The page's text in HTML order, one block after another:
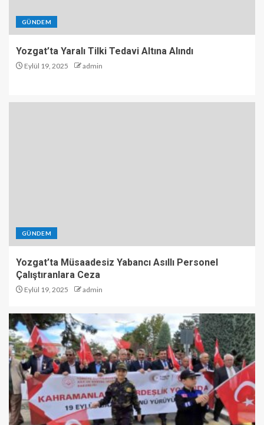
GÜNDEM
Yozgat’ta Yaralı Tilki Tedavi Altına Alındı
Eylül 19, 2025 admin
GÜNDEM
Yozgat’ta Müsaadesiz Yabancı Asıllı Personel
Çalıştıranlara Ceza
Eylül 19, 2025 admin